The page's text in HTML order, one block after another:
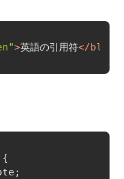
>英語の引用符</
{